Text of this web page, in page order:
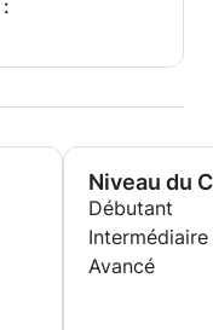
:
Niveau du
Débutant
Intermédiaire
Avancé